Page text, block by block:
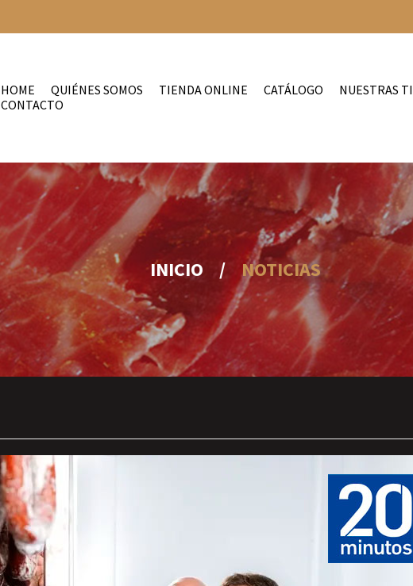
HOME QUIÉNES SOMOS TIENDA ONLINE CATÁLOGO
NUESTRAS
CONTACTO
INICIO / NOTICIAS